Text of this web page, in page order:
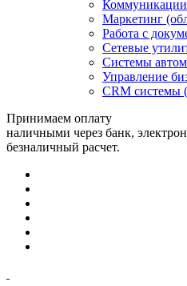
Коммуникации
Маркетинг
Работа с
Сетевые
Системы
Управление
CRM системы
Принимаем оплату
наличными через банк,
безналичный расчет.